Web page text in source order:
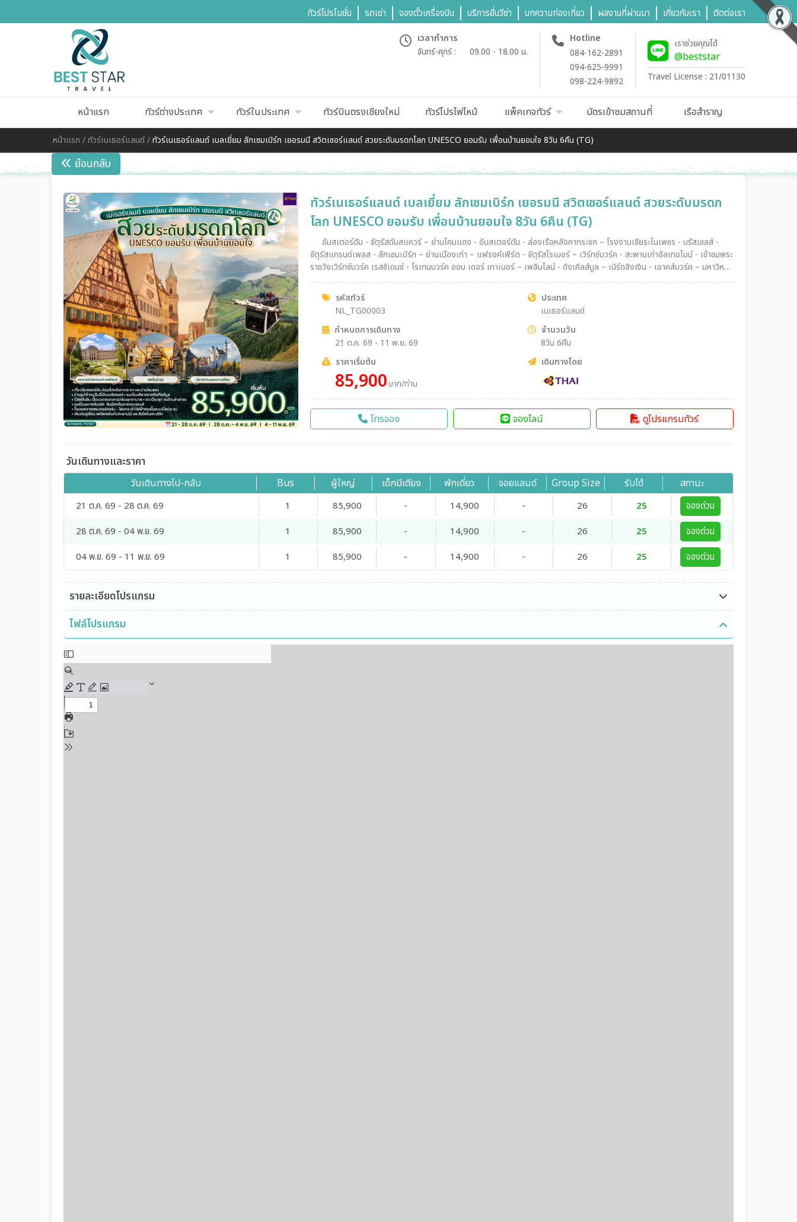
ทัวร์โปรโมชั่น รถเช่า จองตั๋วเครื่องบิน บริการยื่นวีซ่า บทความท่องเที่ยว ผลงานที่ผ่านมา เกี่ยวกับเรา ติดต่อเรา
เวลาทำการ
จันทร์-ศุกร์ :
09.00 - 18.00 น.
Hotline
084-162-2891
094-625-9991
098-224-9892
เราช่วยคุณได้
@beststar
Travel License : 21/01130
หน้าแรก ทัวร์ต่างประเทศ ทัวร์ในประเทศ ทัวร์บินตรงเชียงใหม่ ทัวร์โปรไฟไหม้ แพ็คเกจทัวร์ บัตรเข้าชมสถานที่ เรือสำราญ
หน้าแรก /ทัวร์เนเธอร์แลนด์/ทัวร์เนเธอร์แลนด์ เบลเยี่ยม ลักเซมเบิร์ก เยอรมนี สวิตเซอร์แลนด์ สวยระดับมรดกโลก UNESCO ยอมรับ เพื่อนบ้านยอมใจ 8วัน 6คืน (TG)
ย้อนกลับ
ทัวร์เนเธอร์แลนด์ เบลเยี่ยม ลักเซมเบิร์ก เยอรมนี สวิตเซอร์แลนด์ สวยระดับมรดก
โลก UNESCO ยอมรับ เพื่อนบ้านยอมใจ 8วัน 6คืน (TG)
อัมสเตอร์ดัม - จัตุรัสดัมสแควร์ – ย่านโคมแดง - อัมสเตอร์ดัม - ล่องเรือหลังคากระจก – โรงงานเจียระไนเพชร - บรัสเซลส์ -
จัตุรัสแกรนด์เพลส - ลักเซมเบิร์ก – ย่านเมืองเก่า – แฟรงค์เฟิร์ต - จัตุรัสโรเมอร์ – เวิร์ทซ์บวร์ค - สะพานเก่าอัลเทอไมน์ - เข้าชมพระ
ราชวังเวิร์ทซ์บวร์ค เรสซิเดนซ์ - โรเทนบวร์ค ออบ เดอร์ เทาเบอร์ – เพลินไลน์ - ดิงเคิลส์บูล – เนิร์ดลิงเงิน - เอาคส์บวร์ค – มหาวิหาร
เอาค์สบวร์ค - เข้าชมโบสถ์วิสเคียร์เชอ – โฮเฮนชวานเกา - เข้าชมปราสาทนอยชวานสไตน์ – ฟุสเซ่น - เคมพ์เทิน – ยอดเขาสแตนเซ
อร์ฮอร์น - กระเช้าคาบริโอ - ลูเซิร์น - สิงโตหินแกะสลัก – สะพานไม้ชาเปล - ซุก – ร้านช่างทอง - ซูริค
รหัสทัวร์
NL_TG00003
ประเทศ
เนเธอร์แลนด์
กำหนดการเดินทาง
21 ต.ค. 69 - 11 พ.ย. 69
จำนวนวัน
8วัน 6คืน
ราคาเริ่มต้น
85,900บาท/ท่าน
เดินทางโดย
โทรจอง จองไลน์ ดูโปรแกรมทัวร์
วันเดินทางและราคา
วันเดินทางไป-กลับ Bus ผู้ใหญ่ เด็กมีเตียง พักเดี่ยว จอยแลนด์ Group Size รับได้ สถานะ
21 ต.ค. 69 - 28 ต.ค. 69 1 85,900 - 14,900 - 26 25
จองด่วน
28 ต.ค. 69 - 04 พ.ย. 69
1 85,900 - 14,900 - 26 25
จองด่วน
04 พ.ย. 69 - 11 พ.ย. 69
1 85,900 - 14,900 - 26 25 จองด่วน
รายละเอียดโปรแกรม
ไฟล์โปรแกรม